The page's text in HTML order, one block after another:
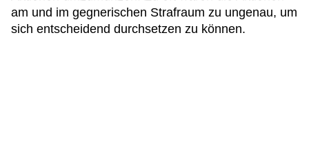
am und im gegnerischen Strafraum zu ungenau, um
sich entscheidend durchsetzen zu können.